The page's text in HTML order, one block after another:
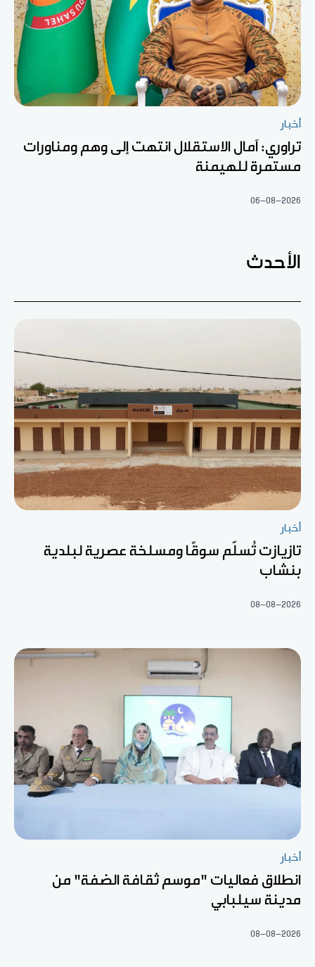
أخبار
تراوري: آمال الاستقلال انتهت إلى وهم ومناورات
مستمرة للهيمنة
06-08-2026
الأحدث
أخبار
تازيازت تُسلّم سوقًا ومسلخة عصرية لبلدية
بنشاب
08-08-2026
أخبار
انطلاق فعاليات "موسم ثقافة الضفة" من
مدينة سيلبابي
08-08-2026